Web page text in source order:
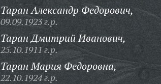
Таран Александр Федорович,
09.09.1923 г.р.
Таран Дмитрий Иванович,
25.10.1911 г.р.
Таран Мария Федоровна,
22.10.1924 г.р.